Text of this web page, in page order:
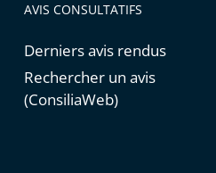
AVIS CONSULTATIFS
Derniers avis rendus
Rechercher un avis
(ConsiliaWeb)